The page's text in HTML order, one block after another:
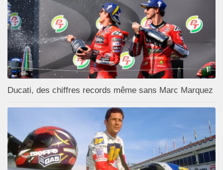
Ducati, des chiffres records même sans Marc Marquez